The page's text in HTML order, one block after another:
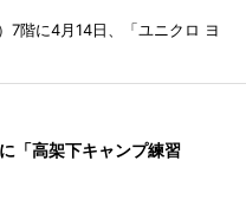
7階に4月14日、「ユニクロ ヨ
「高架下キャンプ練習